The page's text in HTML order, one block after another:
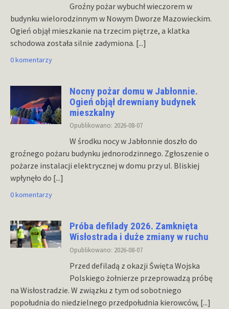
Groźny pożar wybuchł wieczorem w
budynku wielorodzinnym w Nowym Dworze Mazowieckim.
Ogień objął mieszkanie na trzecim piętrze, a klatka
schodowa została silnie zadymiona. [...]
0 komentarzy
Nocny pożar domu w Jabłonnie.
Ogień objął drewniany budynek
mieszkalny
Opublikowano: 2026-08-07
W środku nocy w Jabłonnie doszło do
groźnego pożaru budynku jednorodzinnego. Zgłoszenie o
pożarze instalacji elektrycznej w domu przy ul. Bliskiej
wpłynęło do [...]
0 komentarzy
Próba defilady 2026. Zamknięta
Wisłostrada i duże zmiany w ruchu
Opublikowano: 2026-08-07
Przed defiladą z okazji Święta Wojska
Polskiego żołnierze przeprowadzą próbę
na Wisłostradzie. W związku z tym od sobotniego
popołudnia do niedzielnego przedpołudnia kierowców, [...]